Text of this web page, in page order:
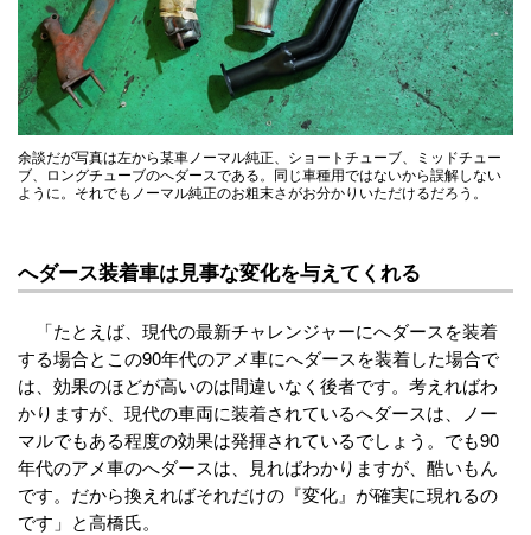
余談だが写真は左から某車ノーマル純正、ショートチューブ、ミッドチュー
ブ、ロングチューブのへダースである。同じ車種用ではないから誤解しない
ように。それでもノーマル純正のお粗末さがお分かりいただけるだろう。
へダース装着車は見事な変化を与えてくれる
「たとえば、現代の最新チャレンジャーにへダースを装着
する場合とこの90年代のアメ車にへダースを装着した場合で
は、効果のほどが高いのは間違いなく後者です。考えればわ
かりますが、現代の車両に装着されているへダースは、ノー
マルでもある程度の効果は発揮されているでしょう。でも90
年代のアメ車のへダースは、見ればわかりますが、酷いもん
です。だから換えればそれだけの『変化』が確実に現れるの
です」と高橋氏。